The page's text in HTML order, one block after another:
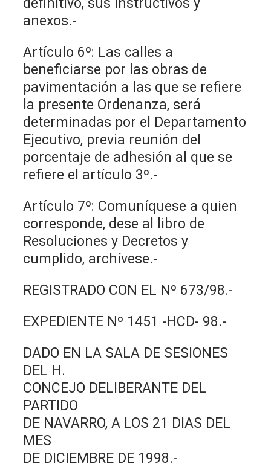
anexos.-
Artículo 6º: Las calles a
beneficiarse por las obras de
pavimentación a las que se refiere
la presente Ordenanza, será
determinadas por el Departamento
Ejecutivo, previa reunión del
porcentaje de adhesión al que se
refiere el artículo 3º.-
Artículo 7º: Comuníquese a quien
corresponde, dese al libro de
Resoluciones y Decretos y
cumplido, archívese.-
REGISTRADO CON EL Nº 673/98.-
EXPEDIENTE Nº 1451 -HCD- 98.-
DADO EN LA SALA DE SESIONES
DEL H.
CONCEJO DELIBERANTE DEL
PARTIDO
DE NAVARRO, A LOS 21 DIAS DEL
MES
DE DICIEMBRE DE 1998.-